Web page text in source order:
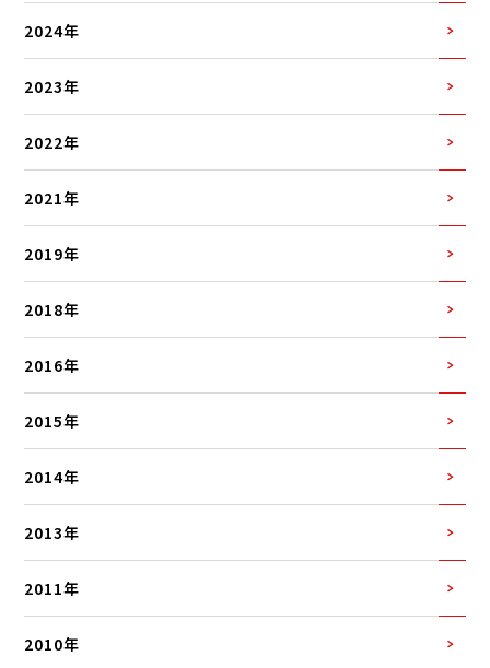
2024年
2023年
2022年
2021年
2019年
2018年
2016年
2015年
2014年
2013年
2011年
2010年